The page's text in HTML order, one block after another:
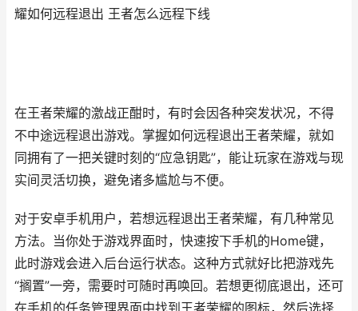
耀如何远程退出 王者怎么远程下线
在王者荣耀的激战正酣时，有时会因各种突发状况，不得
不中途远程退出游戏。掌握如何远程退出王者荣耀，就如
同拥有了一把关键时刻的“应急钥匙”，能让玩家在游戏与现
实间灵活切换，避免诸多尴尬与不便。
对于安卓手机用户，若想远程退出王者荣耀，有几种常见
方法。当你处于游戏界面时，快速按下手机的Home键，
此时游戏会进入后台运行状态。这种方式就好比把游戏先
“搁置”一旁，需要时可随时再唤回。若想更彻底退出，还可